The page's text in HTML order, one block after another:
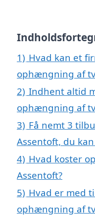
1) Hvad kan et
ophængning af
2) Indhent altid
ophængning af
3) Få nemt 3
Assentoft, du
4) Hvad koster
Assentoft?
5) Hvad er med
ophængning af